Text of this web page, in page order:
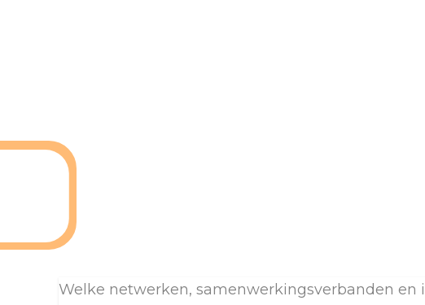
Welke netwerken, samenwerkingsverbanden